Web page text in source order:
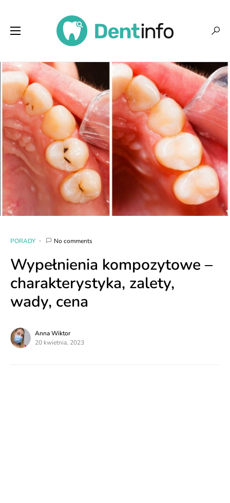
PORADY No comments
Wypełnienia kompozytowe –
charakterystyka, zalety,
wady, cena
Anna Wiktor
20 kwietnia, 2023